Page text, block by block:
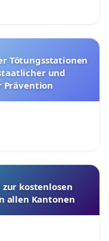
und
Prävention
kostenlosen
allen Kantonen